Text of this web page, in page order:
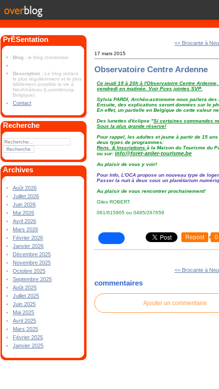
PrÉSentation
Blog : le blog chestrolais
Description : Le blog retrace
le plus régulièrement et le plus
fidèlement possible la vie à
Neufchâteau (Luxembourg-
Belgique).
Contact
Recherche
Archives
Août 2026
Juillet 2026
Juin 2026
Mai 2026
Avril 2026
Mars 2026
Février 2026
Janvier 2026
Décembre 2025
Novembre 2025
Octobre 2025
Septembre 2025
Août 2025
Juillet 2025
Juin 2025
Mai 2025
Avril 2025
Mars 2025
Février 2025
Janvier 2025
<< Brocante à
17 mars 2015
Observatoire Centre Ardenne
Ce jeudi 19 à 20h à l'Observatoire Centre
vendredi en matinée. Voir Pces jointes SVP.
Sylvia PARDI, Archéo-astronome nous parlera
Ensuite, des explications seront données sur le
En effet, un partielle en Belgique de cette valeur
Des lunettes d'éclipse "Si certaines commandes
Sous la plus grande réserve!
Pour rappel, les adultes et jeune à partir de 15
deux types de programmes:
Rens. & Inscriptionsà la Maison du Tourisme du
ou sur:info@foret-anlier-tourisme.be
Au plaisir de vous y voir!
Pour Info, L'OCA propose un nouveau type de
Passer la nuit à deux sous un planétarium
Au plaisir de vous rencontrer prochainement!
Giles ROBERT
061/615905 ou 0495/267659
Repost 0
<< Brocante à
commentaires
Ajouter un commentaire